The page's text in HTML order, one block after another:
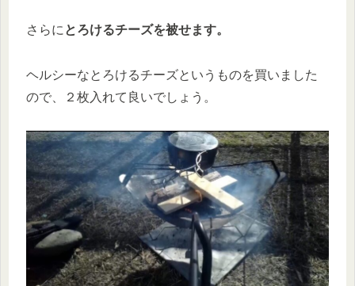
さらに とろけるチーズを被せます。
ヘルシーなとろけるチーズというものを買いました
ので、２枚入れて良いでしょう。